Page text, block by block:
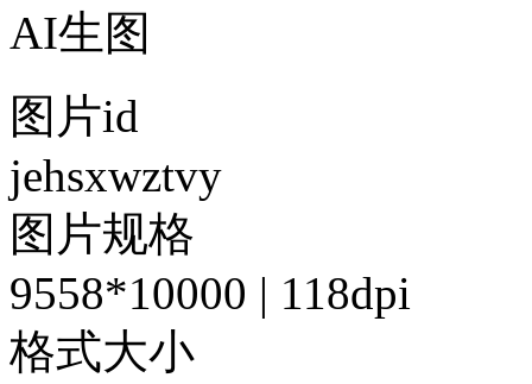
AI生图
图片id
jehsxwztvy
图片规格
9558*10000 | 118dpi
格式大小